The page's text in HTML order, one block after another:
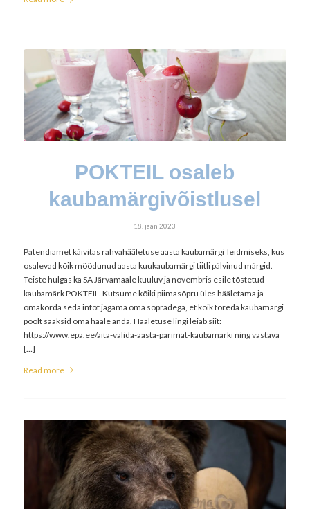
POKTEIL osaleb
kaubamärgivõistlusel
18. jaan 2023
Patendiamet käivitas rahvahääletuse aasta kaubamärgi leidmiseks, kus
osalevad kõik möödunud aasta kuukaubamärgi tiitli pälvinud märgid.
Teiste hulgas ka SA Järvamaale kuuluv ja novembris esile tõstetud
kaubamärk POKTEIL. Kutsume kõiki piimasõpru üles hääletama ja
omakorda seda infot jagama oma sõpradega, et kõik toreda kaubamärgi
poolt saaksid oma hääle anda. Hääletuse lingi leiab siit:
https://www.epa.ee/aita-valida-aasta-parimat-kaubamarki ning vastava
[…]
Read more